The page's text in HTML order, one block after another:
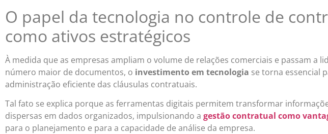
O papel da tecnologia no controle de
como ativos estratégicos
À medida que as empresas ampliam o volume de relações comerciais e passam a
número maior de documentos, o investimento em tecnologia se torna essencial
administração eficiente das cláusulas contratuais.
Tal fato se explica porque as ferramentas digitais permitem transformar
dispersas em dados organizados, impulsionando a gestão contratual como
para o planejamento e para a capacidade de análise da empresa.